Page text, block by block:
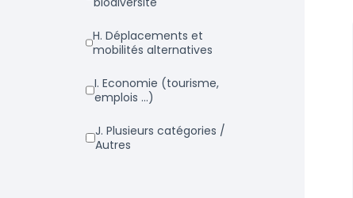
h. Déplacements et
mobilités alternatives
i. Economie (tourisme,
emplois ...)
j. Plusieurs catégories /
Autres